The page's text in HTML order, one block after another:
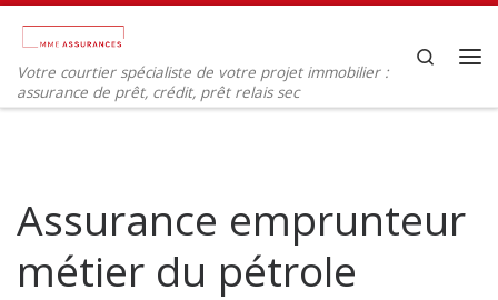
Passer au contenu
Votre courtier spécialiste de votre projet immobilier :
assurance de prêt, crédit, prêt relais sec
Search
Assurance emprunteur
métier du pétrole